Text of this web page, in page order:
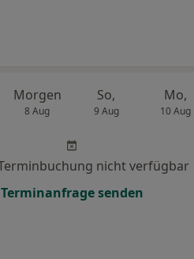
Morgen
8 Aug
So,
9 Aug
Mo,
10 Aug
nicht verfügbar
Terminanfrage senden